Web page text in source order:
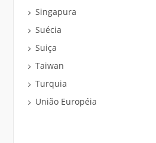
Singapura
Suécia
Suiça
Taiwan
Turquia
União Européia